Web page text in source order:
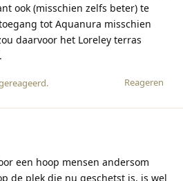
ook (misschien zelfs beter) te
tot Aquanura misschien
daarvoor het Loreley terras
Reageren
.
een hoop mensen andersom
de plek die nu geschetst is, is wel